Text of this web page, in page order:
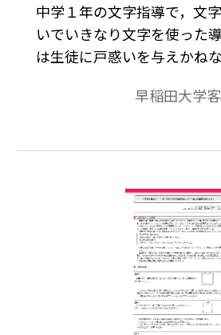
中学１年の文字指導で，文
いでいきなり文字を使った
は生徒に戸惑いを与えかね
るべきだと論じている。
早稲田大学